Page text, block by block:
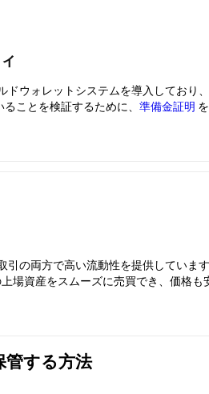
ドウォレットシステムを導入しており
ことを検証するために、 準備金証明
引の両方で高い流動性を提供していま
場資産をスムーズに売買でき、価格も
する方法